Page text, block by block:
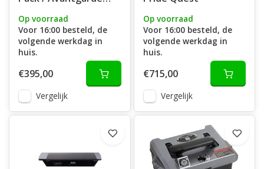
Op voorraad
Voor 16:00 besteld, de
volgende werkdag in
huis.
€395,00
Vergelijk
Op voorraad
Voor 16:00 besteld, de
volgende werkdag in
huis.
€715,00
Vergelijk